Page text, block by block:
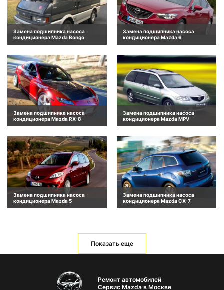
Замена подшипника насоса
кондиционера Mazda Bongo
Замена подшипника насоса
кондиционера Mazda 6
Замена подшипника насоса
кондиционера Mazda RX-8
Замена подшипника насоса
кондиционера Mazda MPV
Замена подшипника насоса
кондиционера Mazda 5
Замена подшипника насоса
кондиционера Mazda CX-7
Показать еще
Ремонт автомобилей
Сервис Mazda в Москве